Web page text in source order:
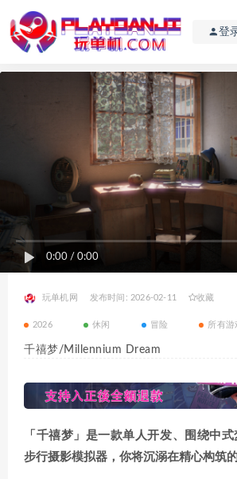
登
0:00 / 0:00
玩单机网 发布时间: 2026-02-11 收藏
2026 休闲 冒险 所有游
千禧梦/Millennium Dream
「千禧梦」是一款单人开发、围绕中
步行摄影模拟器，你将沉溺在精心构筑